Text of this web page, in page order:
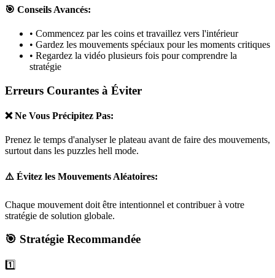
🎯 Conseils Avancés:
• Commencez par les coins et travaillez vers l'intérieur
• Gardez les mouvements spéciaux pour les moments critiques
• Regardez la vidéo plusieurs fois pour comprendre la
stratégie
Erreurs Courantes à Éviter
❌ Ne Vous Précipitez Pas:
Prenez le temps d'analyser le plateau avant de faire des mouvements,
surtout dans les puzzles hell mode.
⚠️ Évitez les Mouvements Aléatoires:
Chaque mouvement doit être intentionnel et contribuer à votre
stratégie de solution globale.
🎯 Stratégie Recommandée
1️⃣